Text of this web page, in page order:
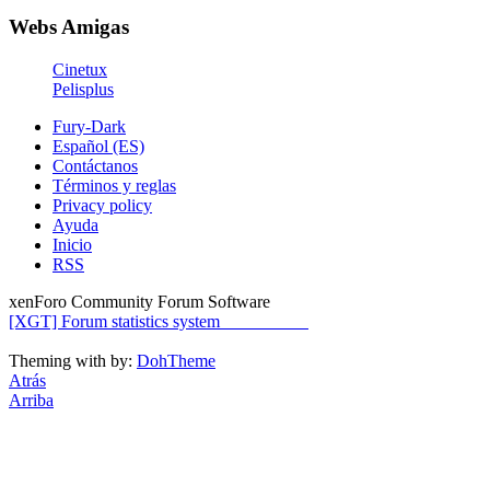
Webs Amigas
Cinetux
Pelisplus
Fury-Dark
Español (ES)
Contáctanos
Términos y reglas
Privacy policy
Ayuda
Inicio
RSS
xenForo Community Forum Software
[XGT] Forum statistics system
Theming with by: DohTheme
Atrás
Arriba